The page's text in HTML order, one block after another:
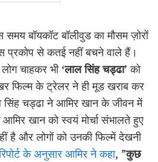
समय बॉयकॉट बॉलीवुड का मौसम ज़ोरों
प्रकोप से कतई नहीं बचने वाले हैं।
लोग चाहकर भी ‘लाल सिंह चड्ढा’ को
फिल्म के ट्रेलर ने ही मूड खराब कर
सिंह चड्ढा ने आमिर खान के जीवन में
खान को स्वयं मोर्चा संभालते हुए
है और लोगों को उनकी फिल्में देखनी
के अनुसार आमिर ने कहा, ”कुछ